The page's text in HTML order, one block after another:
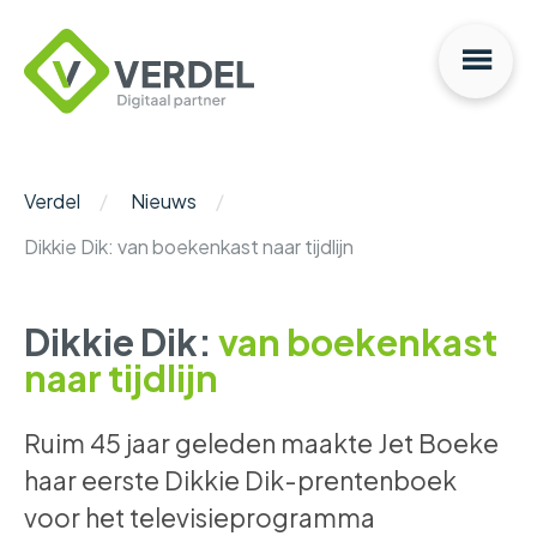
Verdel
Nieuws
Dikkie Dik: van boekenkast naar tijdlijn
Dikkie Dik: van boekenkast
naar tijdlijn
Ruim 45 jaar geleden maakte Jet Boeke
haar eerste Dikkie Dik-prentenboek
voor het televisieprogramma